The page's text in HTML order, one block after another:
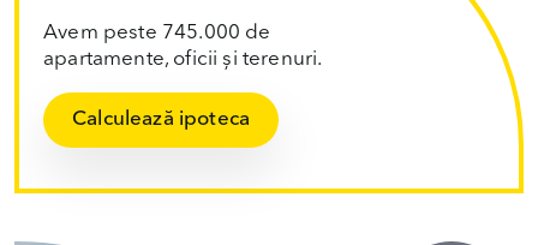
Avem peste 745.000 de
apartamente, oficii și terenuri.
Calculează ipoteca